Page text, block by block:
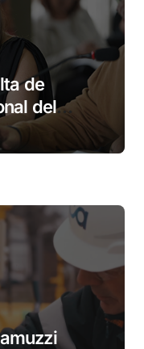
de
del
afuera a
de 20 años